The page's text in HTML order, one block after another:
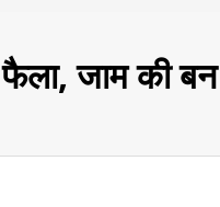
जाम की बन